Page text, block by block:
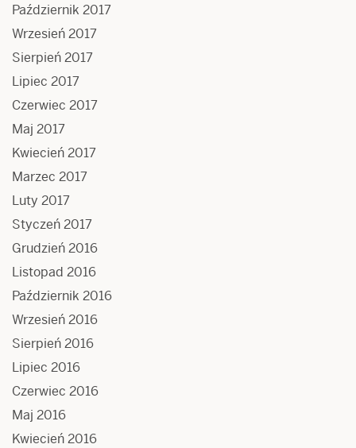
Październik 2017
Wrzesień 2017
Sierpień 2017
Lipiec 2017
Czerwiec 2017
Maj 2017
Kwiecień 2017
Marzec 2017
Luty 2017
Styczeń 2017
Grudzień 2016
Listopad 2016
Październik 2016
Wrzesień 2016
Sierpień 2016
Lipiec 2016
Czerwiec 2016
Maj 2016
Kwiecień 2016